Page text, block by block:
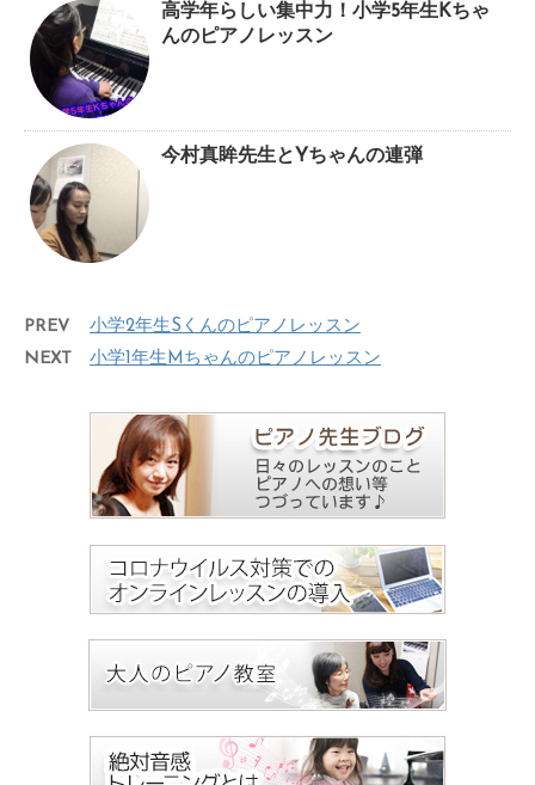
高学年らしい集中力！小学5年生Kちゃ
んのピアノレッスン
今村真眸先生とYちゃんの連弾
PREV
小学2年生Sくんのピアノレッスン
NEXT
小学1年生Mちゃんのピアノレッスン